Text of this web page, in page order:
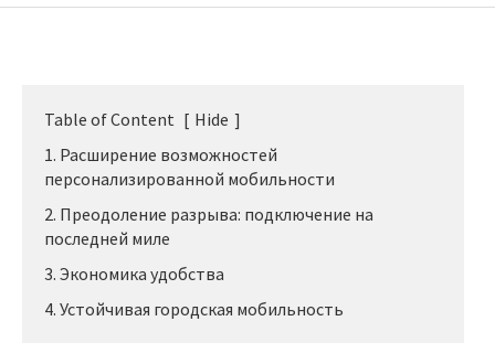
Table of Content [ Hide ]
1. Расширение возможностей
персонализированной мобильности
2. Преодоление разрыва: подключение на
последней миле
3. Экономика удобства
4. Устойчивая городская мобильность